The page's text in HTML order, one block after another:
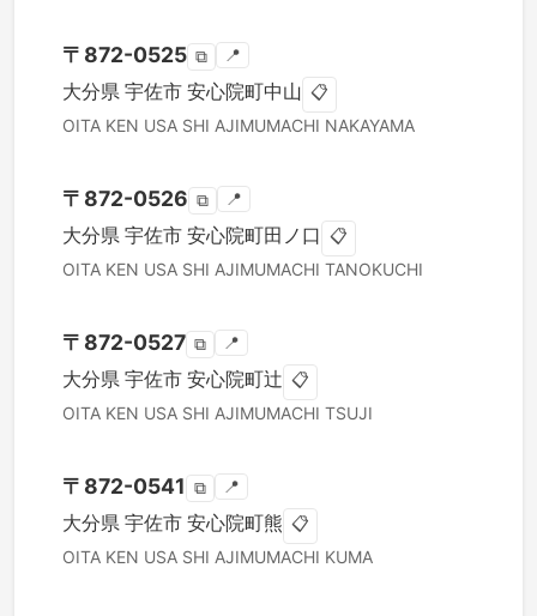
〒 872-0525 ⧉ 📍
大分県 宇佐市 安心院町中山 📋
OITA KEN USA SHI AJIMUMACHI NAKAYAMA
〒 872-0526 ⧉ 📍
大分県 宇佐市 安心院町田ノ口 📋
OITA KEN USA SHI AJIMUMACHI TANOKUCHI
〒 872-0527 ⧉ 📍
大分県 宇佐市 安心院町辻 📋
OITA KEN USA SHI AJIMUMACHI TSUJI
〒 872-0541 ⧉ 📍
大分県 宇佐市 安心院町熊 📋
OITA KEN USA SHI AJIMUMACHI KUMA